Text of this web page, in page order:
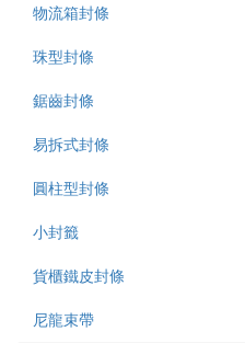
物流箱封條
珠型封條
鋸齒封條
易拆式封條
圓柱型封條
小封籤
貨櫃鐵皮封條
尼龍束帶